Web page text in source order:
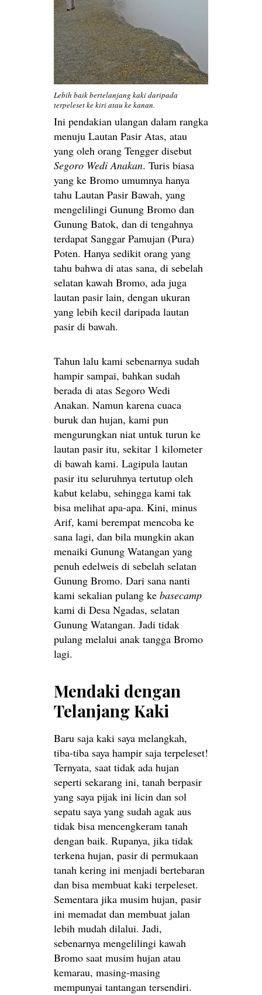
Lebih baik bertelanjang kaki daripada
terpeleset ke kiri atau ke kanan.
Ini pendakian ulangan dalam rangka
menuju Lautan Pasir Atas, atau
yang oleh orang Tengger disebut
Segoro Wedi Anakan. Turis biasa
yang ke Bromo umumnya hanya
tahu Lautan Pasir Bawah, yang
mengelilingi Gunung Bromo dan
Gunung Batok, dan di tengahnya
terdapat Sanggar Pamujan (Pura)
Poten. Hanya sedikit orang yang
tahu bahwa di atas sana, di sebelah
selatan kawah Bromo, ada juga
lautan pasir lain, dengan ukuran
yang lebih kecil daripada lautan
pasir di bawah.
Tahun lalu kami sebenarnya sudah
hampir sampai, bahkan sudah
berada di atas Segoro Wedi
Anakan. Namun karena cuaca
buruk dan hujan, kami pun
mengurungkan niat untuk turun ke
lautan pasir itu, sekitar 1 kilometer
di bawah kami. Lagipula lautan
pasir itu seluruhnya tertutup oleh
kabut kelabu, sehingga kami tak
bisa melihat apa-apa. Kini, minus
Arif, kami berempat mencoba ke
sana lagi, dan bila mungkin akan
menaiki Gunung Watangan yang
penuh edelweis di sebelah selatan
Gunung Bromo. Dari sana nanti
kami sekalian pulang ke basecamp
kami di Desa Ngadas, selatan
Gunung Watangan. Jadi tidak
pulang melalui anak tangga Bromo
lagi.
Mendaki dengan
Telanjang Kaki
Baru saja kaki saya melangkah,
tiba-tiba saya hampir saja terpeleset!
Ternyata, saat tidak ada hujan
seperti sekarang ini, tanah berpasir
yang saya pijak ini licin dan sol
sepatu saya yang sudah agak aus
tidak bisa mencengkeram tanah
dengan baik. Rupanya, jika tidak
terkena hujan, pasir di permukaan
tanah kering ini menjadi bertebaran
dan bisa membuat kaki terpeleset.
Sementara jika musim hujan, pasir
ini memadat dan membuat jalan
lebih mudah dilalui. Jadi,
sebenarnya mengelilingi kawah
Bromo saat musim hujan atau
kemarau, masing-masing
mempunyai tantangan tersendiri.